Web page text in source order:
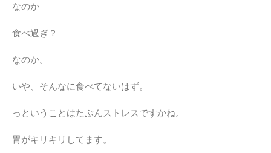
なのか
食べ過ぎ？
なのか。
いや、そんなに食べてないはず。
っということはたぶんストレスですかね。
胃がキリキリしてます。